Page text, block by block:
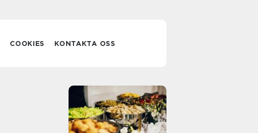
COOKIES KONTAKTA OSS